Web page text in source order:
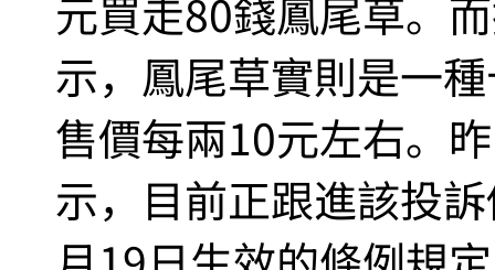
元買走80錢鳳尾草。
示，鳳尾草實則是一
售價每兩10元左右。
示，目前正跟進該投